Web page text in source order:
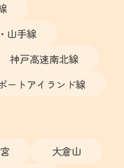
山手線
神戸高速南北線
ートアイランド線
大倉山